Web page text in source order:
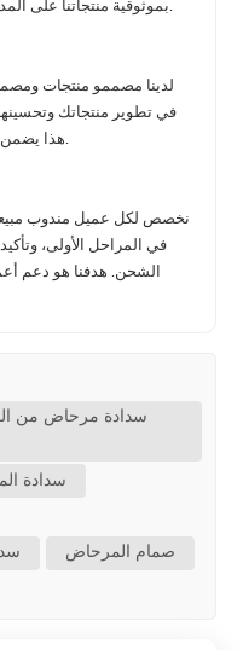
لدينا مصممو منتجات
في تطوير منتجاتك
نخصص لكل عميل مندوب
في المراحل الأولى،
الشحن. هدفنا هو دعم
سدادة
صمام المرحاض